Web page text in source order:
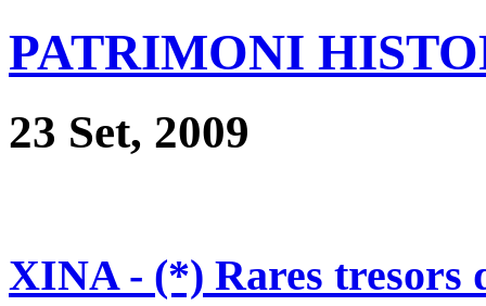
PATRIMONI
23 Set, 2009
XINA - (*) Rares tresors